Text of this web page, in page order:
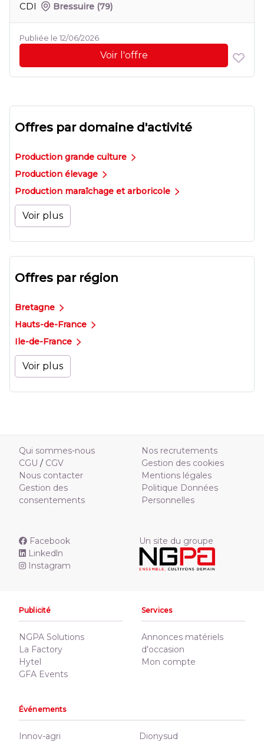
CDI Bressuire (79)
Publiée le 12/06/2026
Voir l'offre
Offres par domaine d'activité
Production grande culture
Production élevage
Production maraîchage et arboricole
Voir plus
Offres par région
Bretagne
Hauts-de-France
Ile-de-France
Voir plus
Qui sommes-nous
CGU / CGV
Nous contacter
Gestion des
consentements
Nos recrutements
Gestion des cookies
Mentions légales
Politique Données
Personnelles
Facebook
Linkedln
Instagram
Un site du groupe
Publicité
NGPA Solutions
La Factory
Hytel
GFA Events
Services
Annonces matériels
d'occasion
Mon compte
Événements
Innov-agri Dionysud